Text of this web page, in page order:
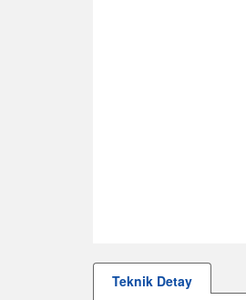
Teknik Detay